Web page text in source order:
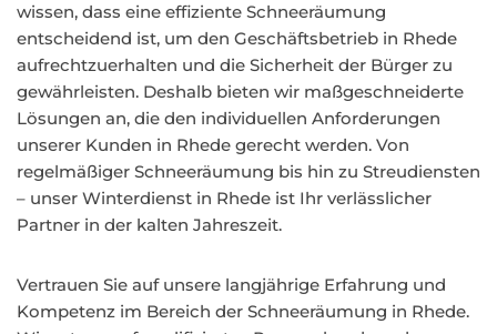
wissen, dass eine effiziente Schneeräumung
entscheidend ist, um den Geschäftsbetrieb in Rhede
aufrechtzuerhalten und die Sicherheit der Bürger zu
gewährleisten. Deshalb bieten wir maßgeschneiderte
Lösungen an, die den individuellen Anforderungen
unserer Kunden in Rhede gerecht werden. Von
regelmäßiger Schneeräumung bis hin zu Streudiensten
– unser Winterdienst in Rhede ist Ihr verlässlicher
Partner in der kalten Jahreszeit.
Vertrauen Sie auf unsere langjährige Erfahrung und
Kompetenz im Bereich der Schneeräumung in Rhede.